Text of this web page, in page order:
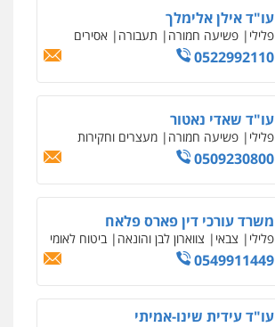
עו"ד אילן אלימלך
פלילי פשיעה חמורה תעבורה אסירים
0522992110
עו"ד שאדי נאטור
פלילי פשיעה חמורה מעצרים וחקירות
0509230800
משרד עורכי דין פארס פלאח
פלילי צבאי צווארון לבן והונאה ביטוח לאומי
0549911449
עו"ד עידית שינו-אמיתי